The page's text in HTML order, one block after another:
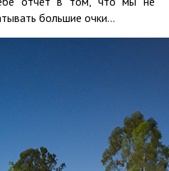
большие очки...